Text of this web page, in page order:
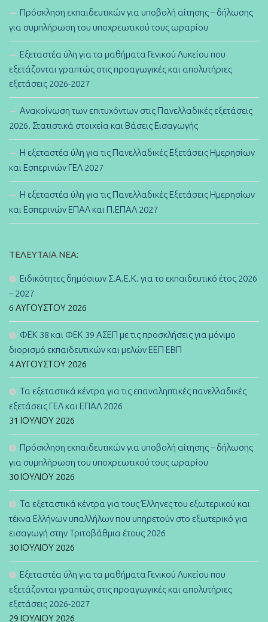
Πρόσκληση εκπαιδευτικών για υποβολή αίτησης – δήλωσης
για συμπλήρωση του υποχρεωτικού τους ωραρίου
Εξεταστέα ύλη για τα μαθήματα Γενικού Λυκείου που
εξετάζονται γραπτώς στις προαγωγικές και απολυτήριες
εξετάσεις 2026-2027
Ανακοίνωση των επιτυχόντων στις Πανελλαδικές εξετάσεις
2026. Στατιστικά στοιχεία και Βάσεις Εισαγωγής
Η εξεταστέα ύλη για τις Πανελλαδικές Εξετάσεις Ημερησίων
και Εσπερινών ΓΕΛ 2027
Η εξεταστέα ύλη για τις Πανελλαδικές Εξετάσεις Ημερησίων
και Εσπερινών ΕΠΑΛ και Π.ΕΠΑΛ 2027
ΤΕΛΕΥΤΑΊΑ ΝΈΑ:
Ειδικότητες δημόσιων Σ.Α.Ε.Κ. για το εκπαιδευτικό έτος 2026
– 2027
6 ΑΥΓΟΎΣΤΟΥ 2026
ΦΕΚ 38 και ΦΕΚ 39 ΑΣΕΠ με τις προσκλήσεις για μόνιμο
διορισμό εκπαιδευτικών και μελών ΕΕΠ ΕΒΠ
4 ΑΥΓΟΎΣΤΟΥ 2026
Τα εξεταστικά κέντρα για τις επαναληπτικές πανελλαδικές
εξετάσεις ΓΕΛ και ΕΠΑΛ 2026
31 ΙΟΥΛΊΟΥ 2026
Πρόσκληση εκπαιδευτικών για υποβολή αίτησης – δήλωσης
για συμπλήρωση του υποχρεωτικού τους ωραρίου
30 ΙΟΥΛΊΟΥ 2026
Τα εξεταστικά κέντρα για τους Έλληνες του εξωτερικού και
τέκνα Ελλήνων υπαλλήλων που υπηρετούν στο εξωτερικό για
εισαγωγή στην Τριτοβάθμια έτους 2026
30 ΙΟΥΛΊΟΥ 2026
Εξεταστέα ύλη για τα μαθήματα Γενικού Λυκείου που
εξετάζονται γραπτώς στις προαγωγικές και απολυτήριες
εξετάσεις 2026-2027
29 ΙΟΥΛΊΟΥ 2026